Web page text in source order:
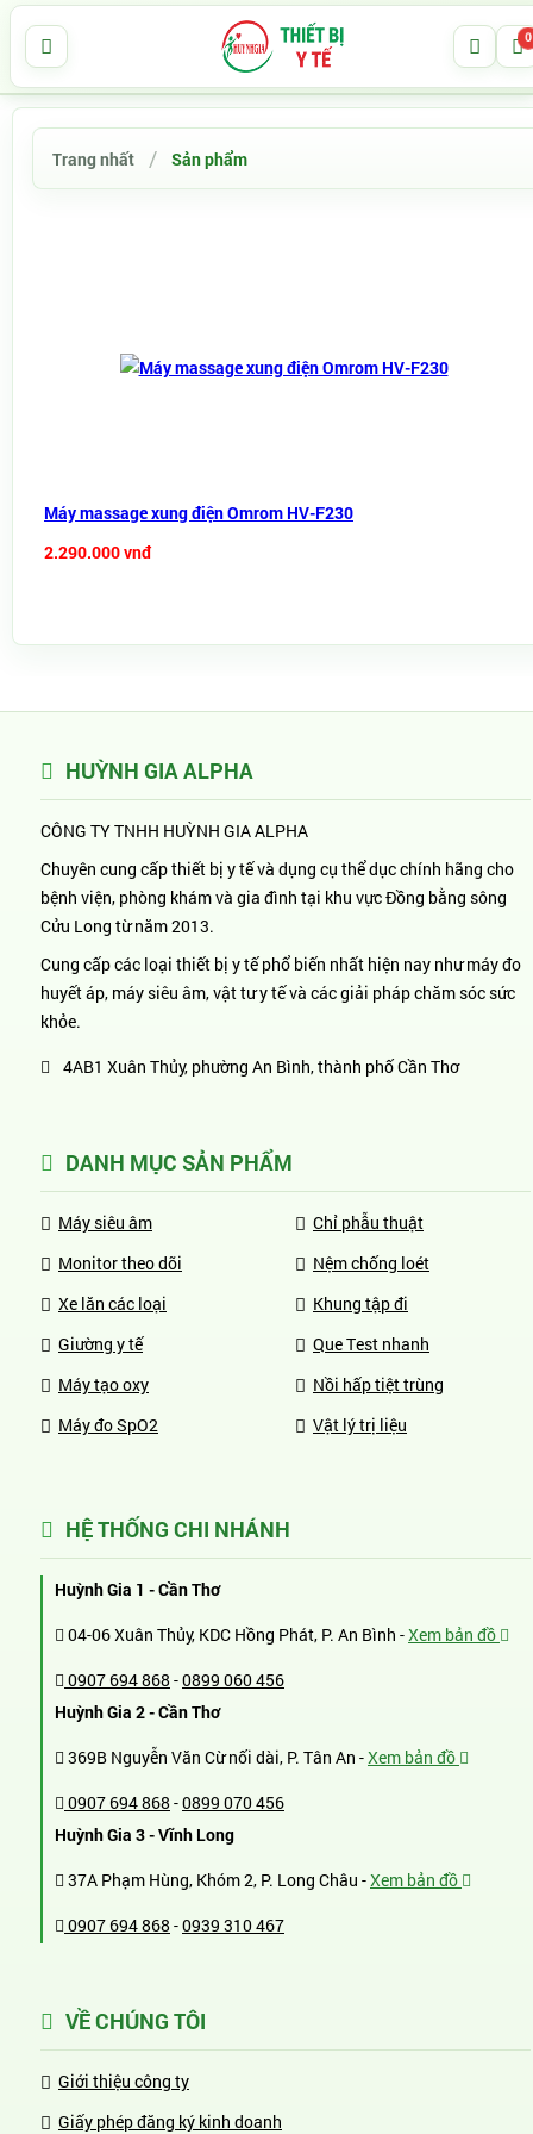
0
Trang nhất Sản phẩm
Máy massage xung điện Omrom HV-F230
2.290.000 vnđ
HUỲNH GIA ALPHA
CÔNG TY TNHH HUỲNH GIA ALPHA
Chuyên cung cấp thiết bị y tế và dụng cụ thể dục chính hãng cho
bệnh viện, phòng khám và gia đình tại khu vực Đồng bằng sông
Cửu Long từ năm 2013.
Cung cấp các loại thiết bị y tế phổ biến nhất hiện nay như máy đo
huyết áp, máy siêu âm, vật tư y tế và các giải pháp chăm sóc sức
khỏe.
4AB1 Xuân Thủy, phường An Bình, thành phố Cần Thơ
DANH MỤC SẢN PHẨM
Máy siêu âm
Monitor theo dõi
Xe lăn các loại
Giường y tế
Máy tạo oxy
Máy đo SpO2
Chỉ phẫu thuật
Nệm chống loét
Khung tập đi
Que Test nhanh
Nồi hấp tiệt trùng
Vật lý trị liệu
HỆ THỐNG CHI NHÁNH
Huỳnh Gia 1 - Cần Thơ
04-06 Xuân Thủy, KDC Hồng Phát, P. An Bình -Xem bản đồ
0907 694 868 -0899 060 456
Huỳnh Gia 2 - Cần Thơ
369B Nguyễn Văn Cừ nối dài, P. Tân An -Xem bản đồ
0907 694 868 -0899 070 456
Huỳnh Gia 3 - Vĩnh Long
37A Phạm Hùng, Khóm 2, P. Long Châu -Xem bản đồ
0907 694 868 -0939 310 467
VỀ CHÚNG TÔI
Giới thiệu công ty
Giấy phép đăng ký kinh doanh